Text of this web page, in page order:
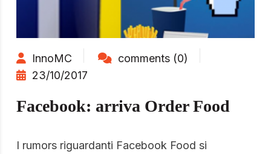
InnoMC
comments (0)
23/10/2017
Facebook: arriva Order Food
I rumors riguardanti Facebook Food si